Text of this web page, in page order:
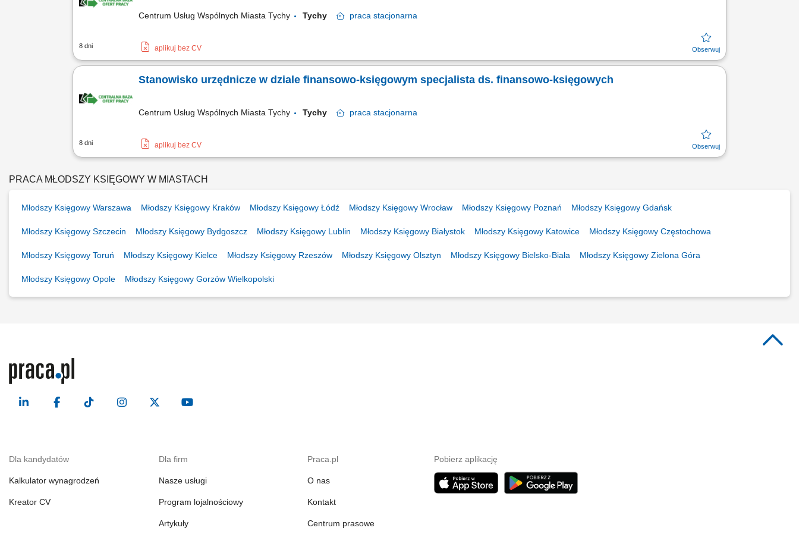
Centrum Usług Wspólnych Miasta Tychy Tychy praca stacjonarna
aplikuj bez CV
8 dni
Stanowisko urzędnicze w dziale finansowo-księgowym specjalista ds. finansowo-księgowych
Centrum Usług Wspólnych Miasta Tychy Tychy praca stacjonarna
aplikuj bez CV
8 dni
PRACA MŁODSZY KSIĘGOWY W MIASTACH
Młodszy Księgowy Warszawa Młodszy Księgowy Kraków Młodszy Księgowy Łódź Młodszy Księgowy Wrocław Młodszy Księgowy Poznań Młodszy Księgowy Gdańsk
Młodszy Księgowy Szczecin Młodszy Księgowy Bydgoszcz Młodszy Księgowy Lublin Młodszy Księgowy Białystok Młodszy Księgowy Katowice Młodszy Księgowy Częstochowa
Młodszy Księgowy Toruń Młodszy Księgowy Kielce Młodszy Księgowy Rzeszów Młodszy Księgowy Olsztyn Młodszy Księgowy Bielsko-Biała Młodszy Księgowy Zielona Góra
Młodszy Księgowy Opole Młodszy Księgowy Gorzów Wielkopolski
Dla kandydatów
Kalkulator wynagrodzeń
Kreator CV
Dla firm
Nasze usługi
Program lojalnościowy
Artykuły
Praca.pl
O nas
Kontakt
Centrum prasowe
Pobierz aplikację